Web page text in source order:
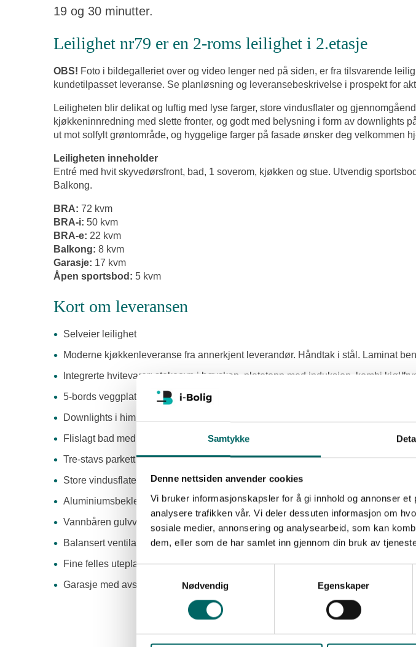
Samtykke
Denne nettsiden anvender cookies
Vi bruker informasjonskapsler for å gi innhold og annonser
analysere trafikken vår. Vi deler dessuten informasjon om
sosiale medier, annonsering og analysearbeid, som kan
dem, eller som de har samlet inn gjennom din bruk av
Nødvendig
Egenskaper
19 og 30 minutter.
Leilighet nr79 er en 2-roms leilighet i 2.etasje
OBS! Foto i bildegalleriet over og video lenger ned på siden, er fra tilsvarende
kundetilpasset leveranse. Se planløsning og leveransebeskrivelse i prospekt for
Leiligheten blir delikat og luftig med lyse farger, store vindusflater og
kjøkkeninnredning med slette fronter, og godt med belysning i form av downlights
ut mot solfylt grøntområde, og hyggelige farger på fasade ønsker deg velkommen
Leiligheten inneholder
Entré med hvit skyvedørsfront, bad, 1 soverom, kjøkken og stue. Utvendig
Balkong.
BRA: 72 kvm
BRA-i: 50 kvm
BRA-e: 22 kvm
Balkong: 8 kvm
Garasje: 17 kvm
Åpen sportsbod: 5 kvm
Kort om leveransen
Selveier leilighet
Moderne kjøkkenleveranse fra annerkjent leverandør. Håndtak i stål. Laminat
Integrerte hvitevarer; stekeovn i høyskap, platetopp med induksjon, kombi kjøl/
5-bords veggplater i hvit
Downlights i himling på kjøkken og bad
Flislagt bad med innfellbare dusjdører, moderne hvit innredning med skuffer, og
Tre-stavs parkett i hvitlasert eik
Store vindusflater i stue og kjøkken gir gjennomgående lys
Aluminiumsbekledde vinduer - Vedlikeholdsvennlige
Vannbåren gulvvarme
Balansert ventilasjon med varmegjenvinning
Fine felles uteplasser!
Garasje med avsatt plass til sportsbod - Totalt areal ca22kvm garasje/sportsbod